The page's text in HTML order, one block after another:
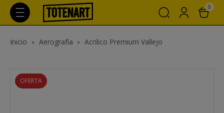
0
Inicio Aerografía Acrilico Premium Vallejo
OFERTA